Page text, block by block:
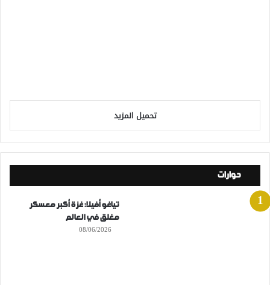
تحميل المزيد
حوارات
تياغو أفيلا: غزة أكبر معسكر
مغلق في العالم
08/06/2026